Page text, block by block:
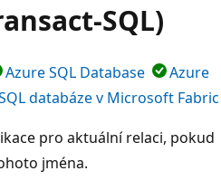
SQL)
Azure SQL Database
Azure
databáze v Microsoft Fabric
pro aktuální relaci, pokud
jména.